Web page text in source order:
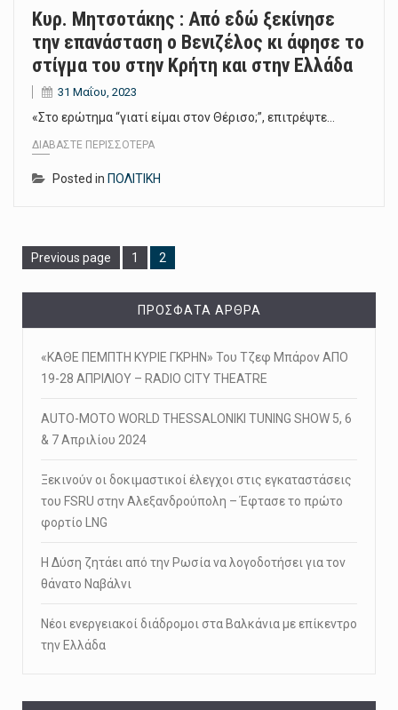
Κυρ. Μητσοτάκης : Από εδώ ξεκίνησε
την επανάσταση ο Βενιζέλος κι άφησε το
στίγμα του στην Κρήτη και στην Ελλάδα
31 Μαΐου, 2023
«Στο ερώτημα “γιατί είμαι στον Θέρισο;”, επιτρέψτε…
ΔΙΑΒΆΣΤΕ ΠΕΡΙΣΣΌΤΕΡΑ
Posted in ΠΟΛΙΤΙΚΗ
Previous page Page
1 Page
2
ΠΡΌΣΦΑΤΑ ΆΡΘΡΑ
«ΚΑΘΕ ΠΕΜΠΤΗ ΚΥΡΙΕ ΓΚΡΗΝ» Του Τζεφ Μπάρον ΑΠΟ
19-28 ΑΠΡΙΛΙΟΥ – RADIO CITY THEATRE
AUTO-MOTO WORLD THESSALONIKI TUNING SHOW 5, 6
& 7 Απριλίου 2024
Ξεκινούν οι δοκιμαστικοί έλεγχοι στις εγκαταστάσεις
του FSRU στην Αλεξανδρούπολη – Έφτασε το πρώτο
φορτίο LNG
Η Δύση ζητάει από την Ρωσία να λογοδοτήσει για τον
θάνατο Ναβάλνι
Νέοι ενεργειακοί διάδρομοι στα Βαλκάνια με επίκεντρο
την Ελλάδα